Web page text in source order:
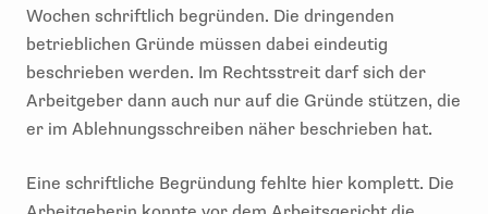
Wochen schriftlich begründen. Die dringenden
betrieblichen Gründe müssen dabei eindeutig
beschrieben werden. Im Rechtsstreit darf sich der
Arbeitgeber dann auch nur auf die Gründe stützen, die
er im Ablehnungsschreiben näher beschrieben hat.
Eine schriftliche Begründung fehlte hier komplett. Die